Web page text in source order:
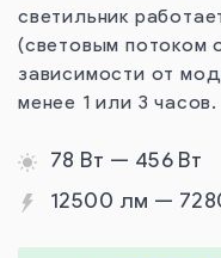
светильник
(световым потоком
зависимости от
менее 1 или 3 часов.
78 Вт — 456 Вт
12500 лм —